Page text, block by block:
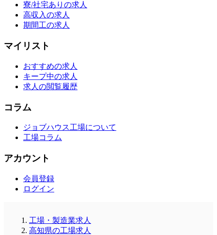
寮/社宅ありの求人
高収入の求人
期間工の求人
マイリスト
おすすめの求人
キープ中の求人
求人の閲覧履歴
コラム
ジョブハウス工場について
工場コラム
アカウント
会員登録
ログイン
工場・製造業求人
高知県の工場求人